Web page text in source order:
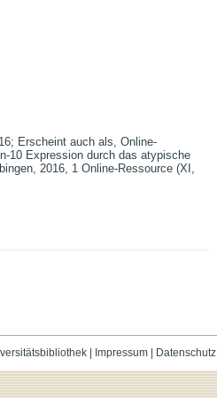
Erscheint auch als, Online-
10 Expression durch das atypische
2016, 1 Online-Ressource (XI,
| Impressum| Datenschutz